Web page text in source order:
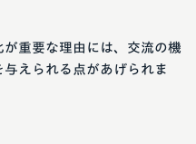
重要な理由には、交流の機
えられる点があげられま